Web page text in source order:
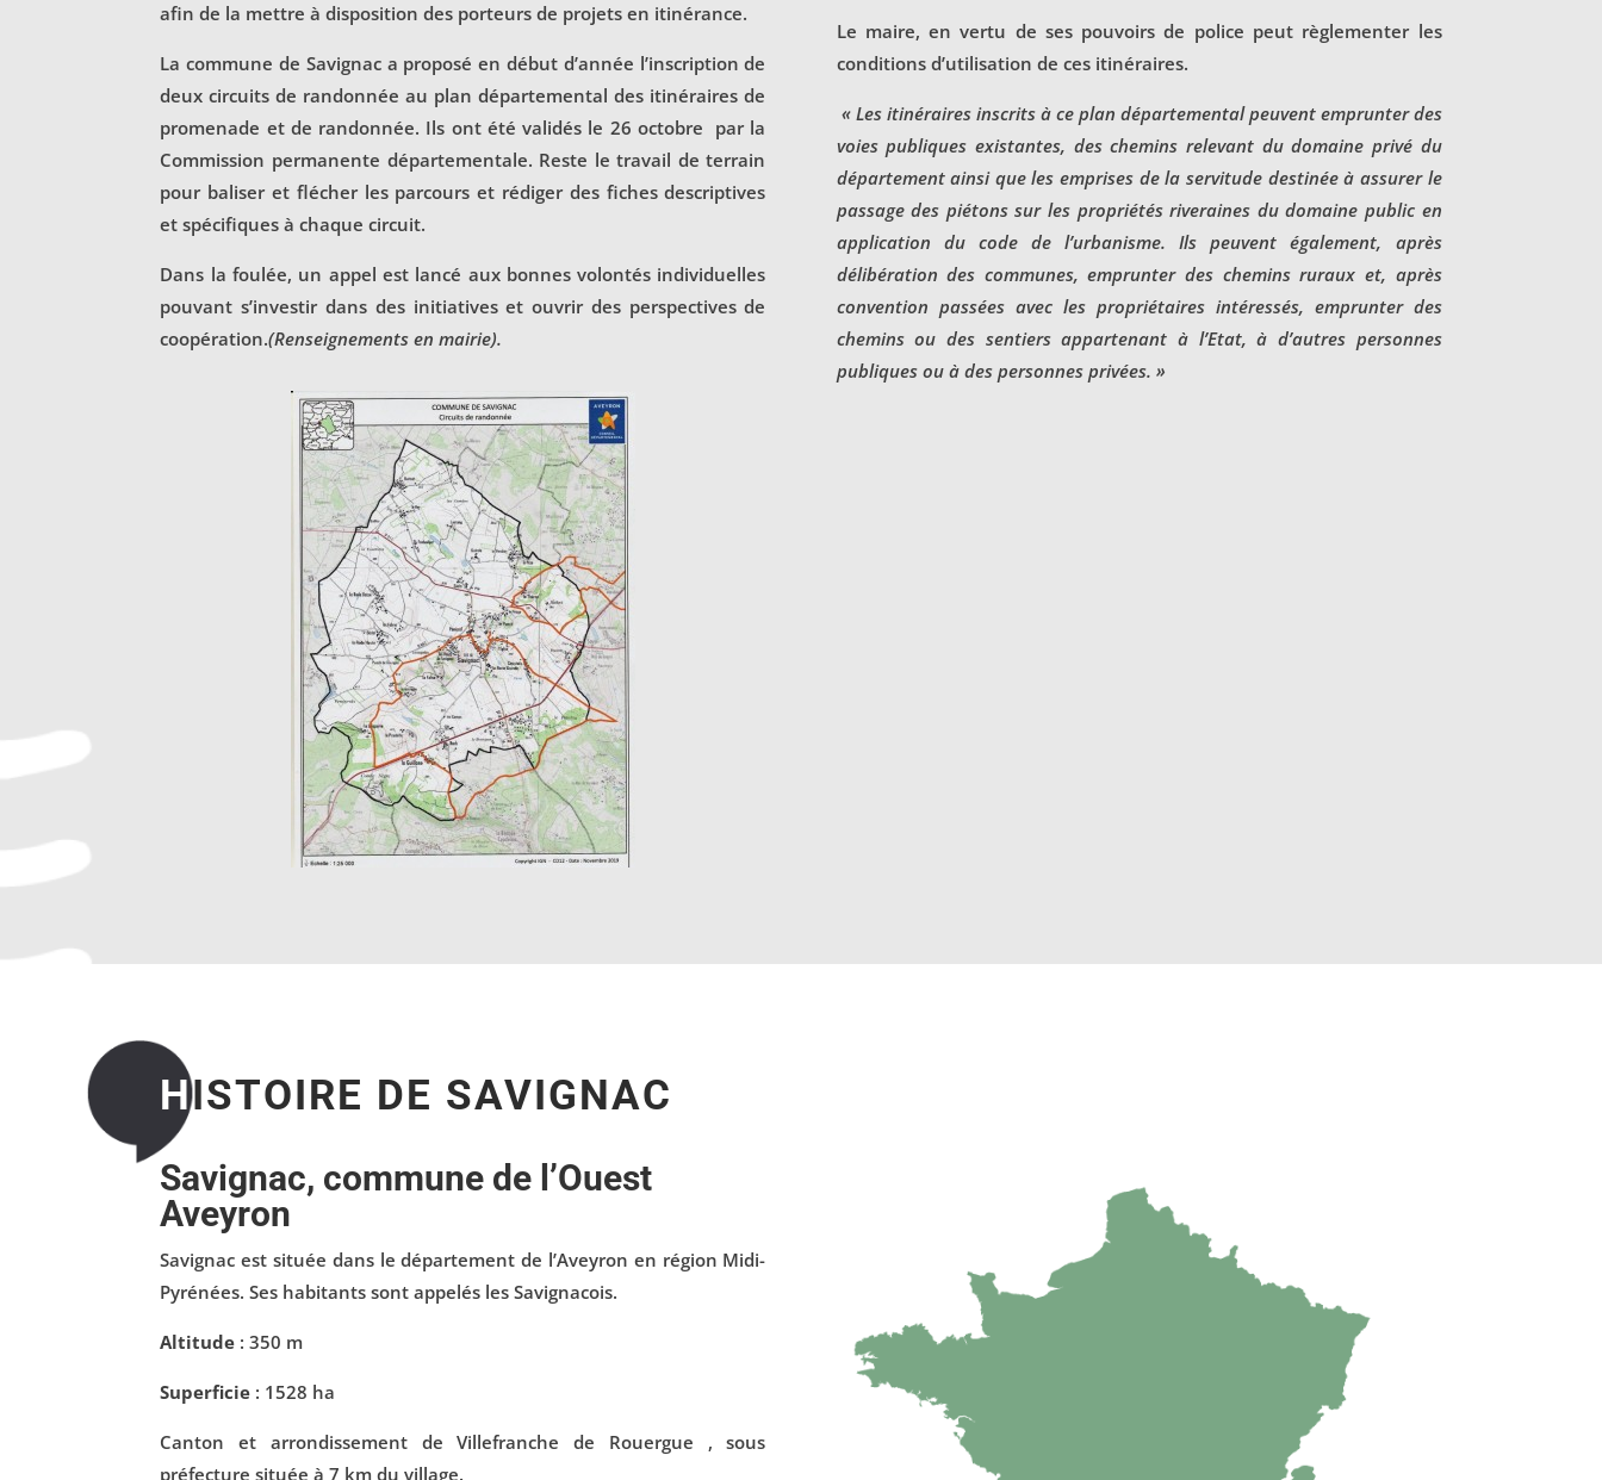
afin de la mettre à disposition des porteurs de projets en itinérance.
La commune de Savignac a proposé en début d’année l’inscription de
deux circuits de randonnée au plan départemental des itinéraires de
promenade et de randonnée. Ils ont été validés le 26 octobre par la
Commission permanente départementale. Reste le travail de terrain
pour baliser et flécher les parcours et rédiger des fiches descriptives
et spécifiques à chaque circuit.
Dans la foulée, un appel est lancé aux bonnes volontés individuelles
pouvant s’investir dans des initiatives et ouvrir des perspectives de
coopération.(Renseignements en mairie).
Le maire, en vertu de ses pouvoirs de police peut règlementer les
conditions d’utilisation de ces itinéraires.
« Les itinéraires inscrits à ce plan départemental peuvent emprunter des
voies publiques existantes, des chemins relevant du domaine privé du
département ainsi que les emprises de la servitude destinée à assurer le
passage des piétons sur les propriétés riveraines du domaine public en
application du code de l’urbanisme. Ils peuvent également, après
délibération des communes, emprunter des chemins ruraux et, après
convention passées avec les propriétaires intéressés, emprunter des
chemins ou des sentiers appartenant à l’Etat, à d’autres personnes
publiques ou à des personnes privées. »
HISTOIRE DE SAVIGNAC
Savignac, commune de l’Ouest
Aveyron
Savignac est située dans le département de l’Aveyron en région Midi-
Pyrénées. Ses habitants sont appelés les Savignacois.
Altitude : 350 m
Superficie : 1528 ha
Canton et arrondissement de Villefranche de Rouergue , sous
préfecture située à 7 km du village.